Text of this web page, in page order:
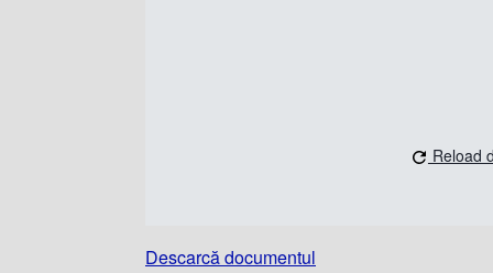
Reload
Descarcă documentul